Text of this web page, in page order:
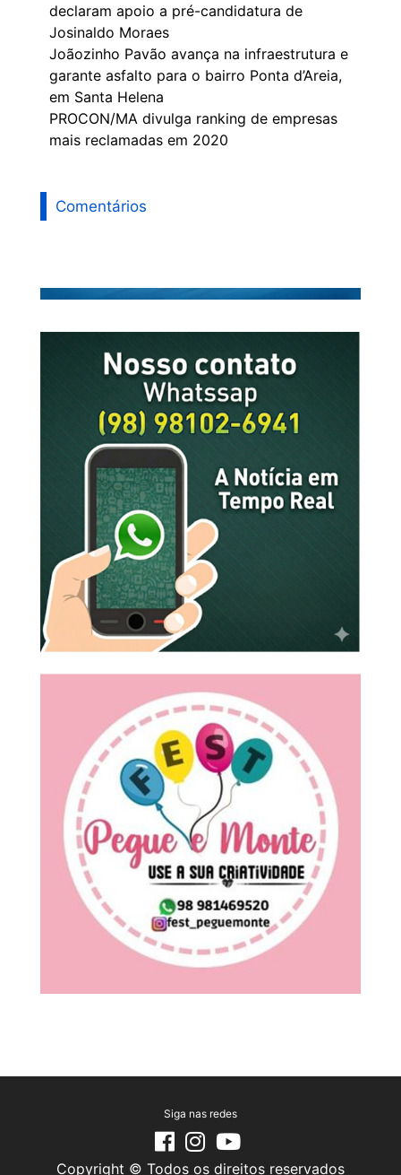
declaram apoio a pré-candidatura de
Josinaldo Moraes
Joãozinho Pavão avança na infraestrutura e
garante asfalto para o bairro Ponta d’Areia,
em Santa Helena
PROCON/MA divulga ranking de empresas
mais reclamadas em 2020
Comentários
Siga nas redes
Copyright © Todos os direitos reservados